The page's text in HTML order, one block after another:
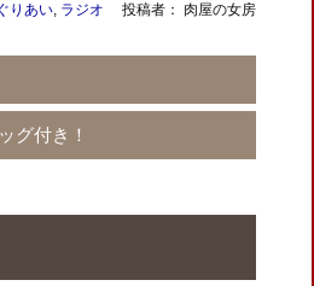
りあい, ラジオ 投稿者： 肉屋の女房
グ付き！